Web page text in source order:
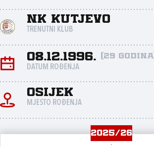
NK Kutjevo
TRENUTNI KLUB
08.12.1996. (29 godina)
DATUM ROĐENJA
Osijek
MJESTO ROĐENJA
2025/26